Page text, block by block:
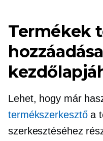
Termékek
Lehet, hogy már
termékszerkesztőa
szerkesztéséhez